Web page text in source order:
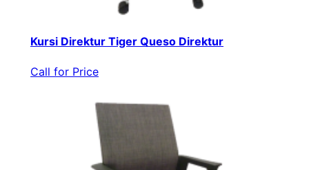
Kursi Direktur Tiger Queso Direktur
Call for Price